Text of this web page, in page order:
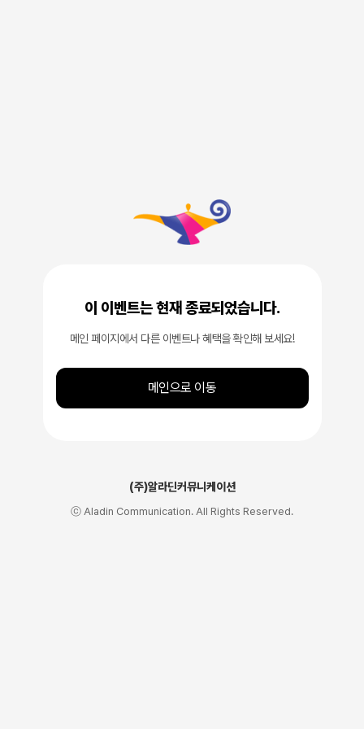
이 이벤트는 현재 종료되었습니다.
메인 페이지에서 다른 이벤트나 혜택을 확인해 보세요!
메인으로 이동
(주)알라딘커뮤니케이션
ⓒ Aladin Communication. All Rights Reserved.